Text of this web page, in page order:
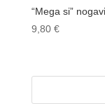
“Mega si”
9,80 €